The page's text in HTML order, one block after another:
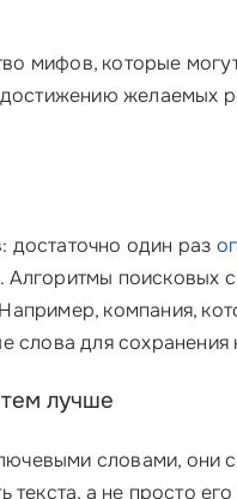
мифов, которые
желаемых
один раз
поисковых
компания,
слова для сохранения
лучше
словами,
текста, а не просто